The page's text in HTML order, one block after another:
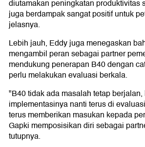
diutamakan peningkatan produktivitas
juga berdampak sangat positif untuk
jelasnya.
Lebih jauh, Eddy juga menegaskan
mengambil peran sebagai partner
mendukung penerapan B40 dengan
perlu melakukan evaluasi berkala.
"B40 tidak ada masalah tetap
implementasinya nanti terus di
terus memberikan masukan kepada
Gapki memposisikan diri sebagai
tutupnya.